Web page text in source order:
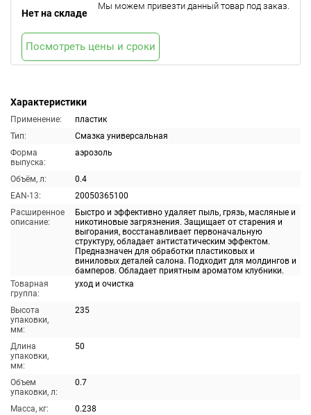
Характеристики
Применение:
пластик
Тип:
Смазка универсальная
Форма
выпуска:
аэрозоль
Объём, л:
0.4
EAN-13:
20050365100
Расширенное
описание:
Быстро и эффективно удаляет пыль, грязь, масляные и
никотиновые загрязнения. Защищает от старения и
выгорания, восстанавливает первоначальную
структуру, обладает антистатическим эффектом.
Предназначен для обработки пластиковых и
виниловых деталей салона. Подходит для молдингов и
бамперов. Обладает приятным ароматом клубники.
Товарная
группа:
уход и очистка
Высота
упаковки,
мм:
235
Длина
упаковки,
мм:
50
Объем
упаковки, л:
0.7
Масса, кг:
0.238
Нет на складе
Мы можем привезти данный товар под заказ.
Посмотреть цены и сроки